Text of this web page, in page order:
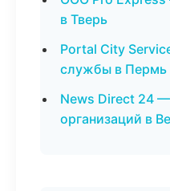
в Тверь
Portal City
службы в Пермь
News Direct 24
организаций в